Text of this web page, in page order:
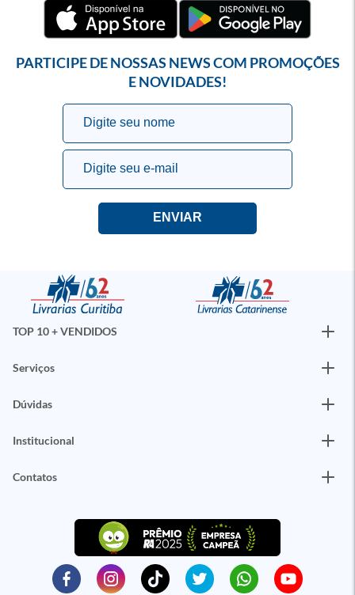
PARTICIPE DE NOSSAS NEWS COM PROMOÇÕES
E NOVIDADES!
TOP 10 + VENDIDOS
Serviços
Dúvidas
Institucional
Contatos